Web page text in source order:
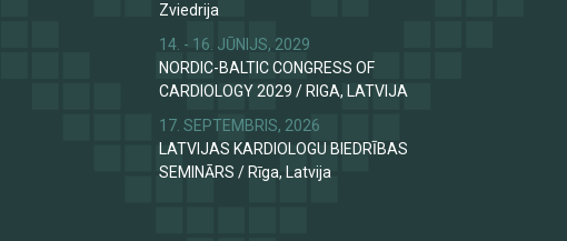
Zviedrija
14. - 16. JŪNIJS, 2029
NORDIC-BALTIC CONGRESS OF
CARDIOLOGY 2029 / RIGA, LATVIJA
17. SEPTEMBRIS, 2026
LATVIJAS KARDIOLOGU BIEDRĪBAS
SEMINĀRS / Rīga, Latvija